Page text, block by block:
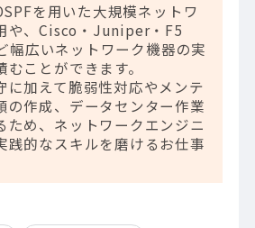
を用いた大規模ネットワ
や、Cisco・Juniper・F5
幅広いネットワーク機器の実
ことができます。
に加えて脆弱性対応やメンテ
の作成、データセンター作業
ため、ネットワークエンジニ
践的なスキルを磨けるお仕事